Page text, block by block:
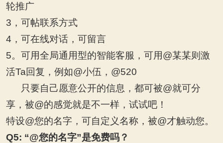
轮推广
3 ，可帖联系方式
4 ，可在线对话，可留言
5。可用全局通用型的智能客服，可用@某某则激
活Ta回复，例如@小伍，@520
只要自己愿意公开的信息，都可被@就可分
享，被@的感觉就是不一样，试试吧！
特设@您的名字，可自定义名称，被@才触动您。
Q5: “@您的名字”是免费吗？